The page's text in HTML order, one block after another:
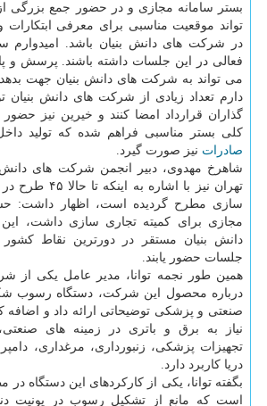
بستر سامانه مجازی و در حضور جمع بزرگی
تواند موقعیت مناسبی برای معرفی ابتکارات
در شرکت های دانش بنیان باشد. امیدوارم
فعالی در این جلسات داشته باشند. پرسش و
می تواند به شرکت های دانش بنیان جهت
دارم تعداد زیادی از شرکت های دانش بنیان
گذاران قرارداد امضا کنند و خیرین نیز حضور
کلی بستر مناسبی فراهم شده که تولید
صادرات نیز صورت گیرد.
شاهرخ مهدوی، دبیر انجمن شرکت های دانش
تهران نیز با
سازی مطرح گردیده است، اظهار داشت:
مجازی برای کمیته تجاری سازی داشت،
دانش بنیان مستقر در دورترین نقاط کشور
جلسات حضور یابند.
همین طور نجمه توانا، مدیر عامل یکی از
درباره محصول این شرکت، دستگاه رسوب
صنعتی و پزشکی توضیحاتی ارائه داد و اضافه
نیاز به برق و باتری در زمینه های
تجهیزات پزشکی، زنبورداری، مرغداری،
دریا کاربرد دارد.
بگفته توانا، یکی از کارکردهای این دستگاه
است که مانع از تشکیل رسوب در یونیت